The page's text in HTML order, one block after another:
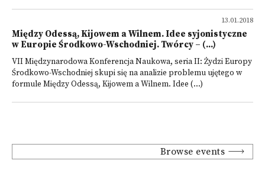
13.01.2018
Między Odessą, Kijowem a Wilnem. Idee syjonistyczne
w Europie Środkowo-Wschodniej. Twórcy – (...)
VII Międzynarodowa Konferencja Naukowa, seria II: Żydzi Europy
Środkowo-Wschodniej skupi się na analizie problemu ujętego w
formule Między Odessą, Kijowem a Wilnem. Idee (...)
Browse events